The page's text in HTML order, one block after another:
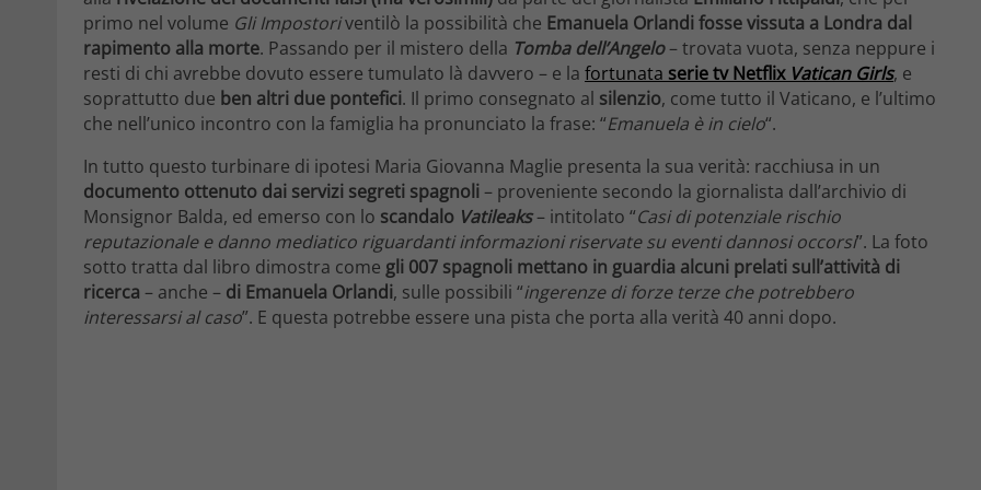
primo nel volume Gli Impostoriventilò la possibilità che Emanuela Orlandi fosse vissuta a Londra dal
rapimento alla morte. Passando per il mistero della Tomba dell’Angelo– trovata vuota, senza neppure i
resti di chi avrebbe dovuto essere tumulato là davvero – e la fortunata serie tv Netflix Vatican Girls, e
soprattutto due ben altri due pontefici. Il primo consegnato al silenzio, come tutto il Vaticano, e l’ultimo
che nell’unico incontro con la famiglia ha pronunciato la frase: “Emanuela è in cielo“.
In tutto questo turbinare di ipotesi Maria Giovanna Maglie presenta la sua verità: racchiusa in un
documento ottenuto dai servizi segreti spagnoli– proveniente secondo la giornalista dall’archivio di
Monsignor Balda, ed emerso con lo scandalo Vatileaks– intitolato “Casi di potenziale rischio
reputazionale e danno mediatico riguardanti informazioni riservate su eventi dannosi occorsi”. La foto
sotto tratta dal libro dimostra come gli 007 spagnoli mettano in guardia alcuni prelati sull’attività di
ricerca – anche – di Emanuela Orlandi, sulle possibili “ingerenze di forze terze che potrebbero
interessarsi al caso”. E questa potrebbe essere una pista che porta alla verità 40 anni dopo.